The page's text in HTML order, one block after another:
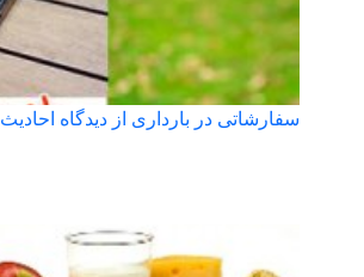
سفارشاتی در بارداری از دیدگاه احادیث